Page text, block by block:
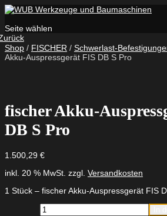
Seite wählen
Shop / FISCHER / Schwerlast-
Akku-Auspressgerät FIS DB S Pro
fischer Akku-
DB S Pro
1.500,29 €
inkl. 20 % MwSt. zzgl. Versandkosten
1 Stück – fischer Akku-Auspressgerät FIS
fischer